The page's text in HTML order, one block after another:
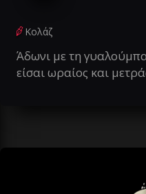
Κολάζ
Άδωνι με τη
είσαι ωραίος και